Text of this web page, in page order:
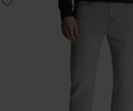
Toevoegen aan favorieten